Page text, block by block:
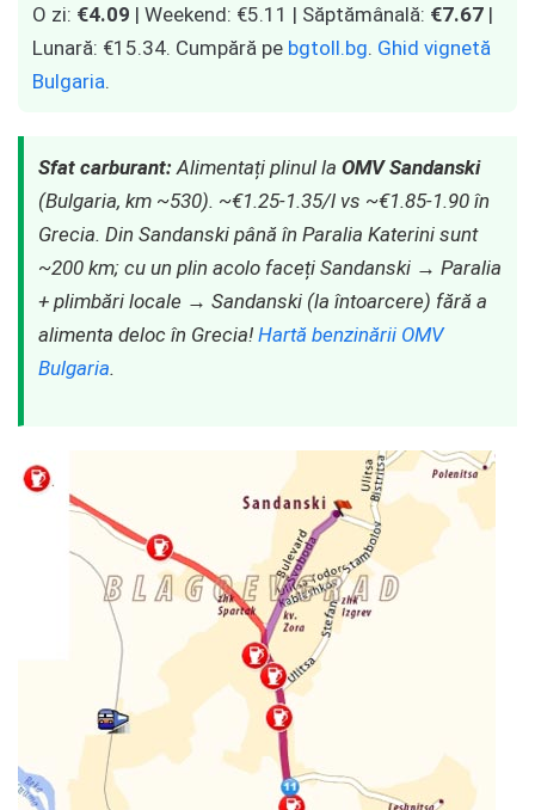
O zi: €4.09 | Weekend: €5.11 | Săptămânală: €7.67 |
Lunară: €15.34. Cumpără pe bgtoll.bg. Ghid vignetă
Bulgaria.
Sfat carburant:Alimentați plinul la OMV Sandanski
(Bulgaria, km ~530). ~€1.25-1.35/l vs ~€1.85-1.90 în
Grecia. Din Sandanski până în Paralia Katerini sunt
~200 km; cu un plin acolo faceți Sandanski → Paralia
+ plimbări locale → Sandanski (la întoarcere) fără a
alimenta deloc în Grecia! Hartă benzinării OMV
Bulgaria.